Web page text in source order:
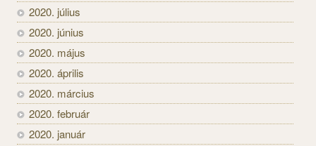
2020. július
2020. június
2020. május
2020. április
2020. március
2020. február
2020. január